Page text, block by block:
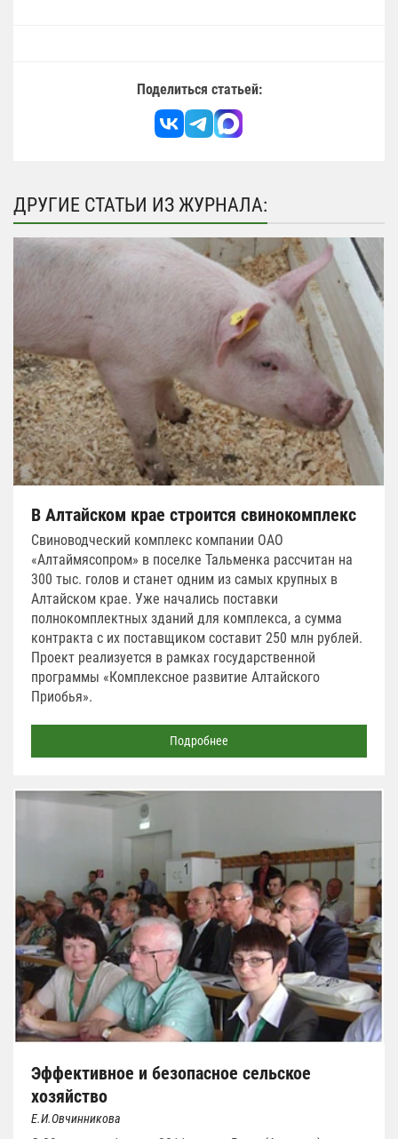
Поделиться статьей:
ДРУГИЕ СТАТЬИ ИЗ ЖУРНАЛА:
В Алтайском крае строится свинокомплекс
Свиноводческий комплекс компании ОАО
«Алтаймясопром» в поселке Тальменка рассчитан на
300 тыс. голов и станет одним из самых крупных в
Алтайском крае. Уже начались поставки
полнокомплектных зданий для комплекса, а сумма
контракта с их поставщиком составит 250 млн рублей.
Проект реализуется в рамках государственной
программы «Комплексное развитие Алтайского
Приобья».
Подробнее
Эффективное и безопасное сельское
хозяйство
Е.И.Овчинникова